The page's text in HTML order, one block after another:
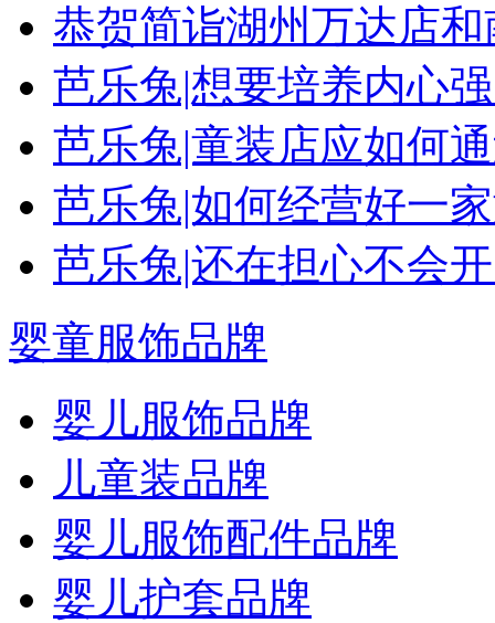
恭贺简诣湖州万达店
芭乐兔|想要培养内心
芭乐兔|童装店应如何
芭乐兔|如何经营好一
芭乐兔|还在担心不会
婴童服饰品牌
婴儿服饰品牌
儿童装品牌
婴儿服饰配件品牌
婴儿护套品牌